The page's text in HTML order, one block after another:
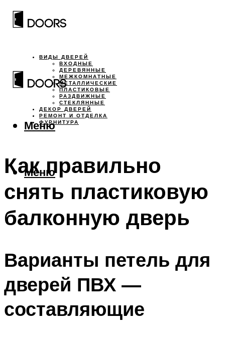
ВИДЫ ДВЕРЕЙ
ВХОДНЫЕ
ДЕРЕВЯННЫЕ
МЕЖКОМНАТНЫЕ
МЕТАЛЛИЧЕСКИЕ
ПЛАСТИКОВЫЕ
РАЗДВИЖНЫЕ
СТЕКЛЯННЫЕ
ДЕКОР ДВЕРЕЙ
РЕМОНТ И ОТДЕЛКА
ФУРНИТУРА
Меню
Меню
Как правильно
снять пластиковую
балконную дверь
Варианты петель для
дверей ПВХ —
составляющие